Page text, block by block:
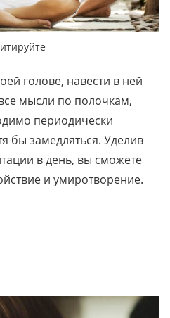
голове, навести в ней
мысли по полочкам,
периодически
бы замедляться. Уделив
в день, вы сможете
и умиротворение.